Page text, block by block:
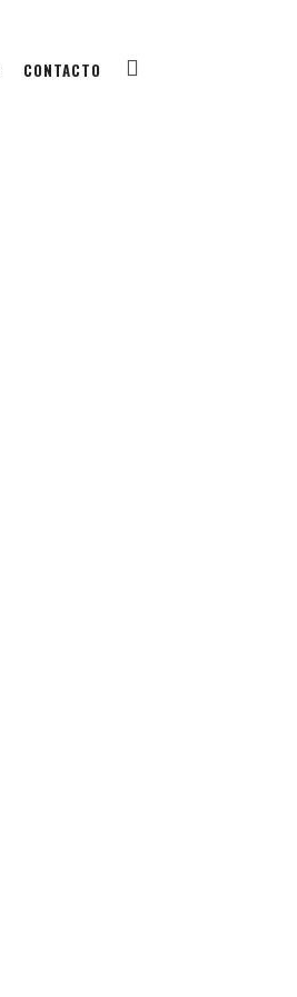
CONTACTO